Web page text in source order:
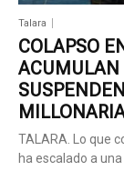
Talara
COLAPSO
ACUMULAN
TALARA. Lo que
ha escalado a